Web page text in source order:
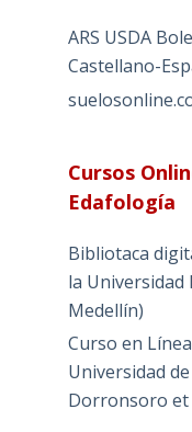
ARS USDA
Castellano-
Cursos
Edafología
Bibliotaca
la Universidad
Medellín)
Curso en
Universidad
Dorronsoro et